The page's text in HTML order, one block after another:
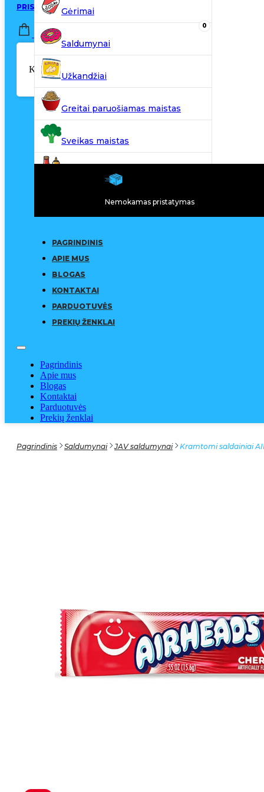
PRISIJUNGTI / REGISTRUOTIS
0,00€
Krepšelyje nėra produktų.
0
Gėrimai
Saldumynai
Užkandžiai
Greitai paruošiamas maistas
Sveikas maistas
Kiti produktai
Nemokamas pristatymas
PAGRINDINIS
APIE MUS
BLOGAS
KONTAKTAI
PARDUOTUVĖS
PREKIŲ ŽENKLAI
Pagrindinis
Apie mus
Blogas
Kontaktai
Parduotuvės
Prekių ženklai
Pagrindinis Saldumynai JAV saldumynai Kramtomi saldainiai